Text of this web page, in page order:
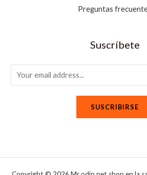
Preguntas
Suscríbete
m
SUSCRIBIRSE